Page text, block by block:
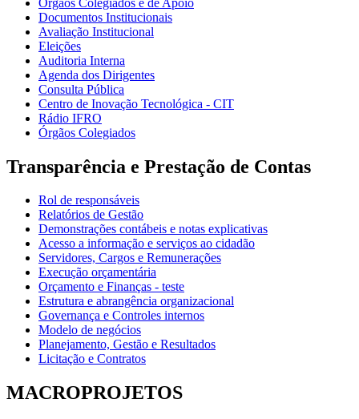
Documentos Institucionais
Avaliação Institucional
Eleições
Auditoria Interna
Agenda dos Dirigentes
Consulta Pública
Centro de Inovação Tecnológica - CIT
Rádio IFRO
Órgãos Colegiados
Transparência e Prestação de Contas
Rol de responsáveis
Relatórios de Gestão
Demonstrações contábeis e notas explicativas
Acesso a informação e serviços ao cidadão
Servidores, Cargos e Remunerações
Execução orçamentária
Orçamento e Finanças - teste
Estrutura e abrangência organizacional
Governança e Controles internos
Modelo de negócios
Planejamento, Gestão e Resultados
Licitação e Contratos
MACROPROJETOS